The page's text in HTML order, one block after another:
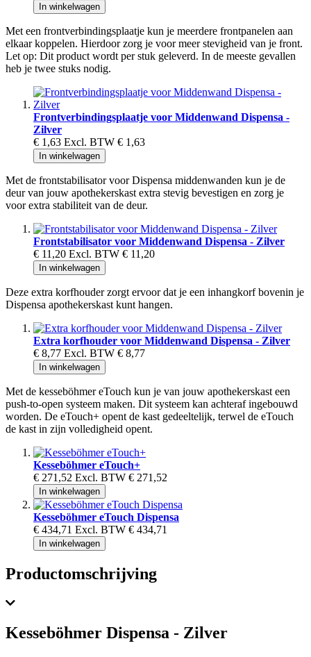
In winkelwagen
Met een frontverbindingsplaatje kun je meerdere frontpanelen aan
elkaar koppelen. Hierdoor zorg je voor meer stevigheid van je front.
Let op: Dit product wordt per stuk geleverd. In de meeste gevallen
heb je twee stuks nodig.
Frontverbindingsplaatje voor Middenwand Dispensa -
Zilver
€ 1,63 Excl. BTW € 1,63
In winkelwagen
Met de frontstabilisator voor Dispensa middenwanden kun je de
deur van jouw apothekerskast extra stevig bevestigen en zorg je
voor extra stabiliteit van de deur.
Frontstabilisator voor Middenwand Dispensa - Zilver
€ 11,20 Excl. BTW € 11,20
In winkelwagen
Deze extra korfhouder zorgt ervoor dat je een inhangkorf bovenin je
Dispensa apothekerskast kunt hangen.
Extra korfhouder voor Middenwand Dispensa - Zilver
€ 8,77 Excl. BTW € 8,77
In winkelwagen
Met de kesseböhmer eTouch kun je van jouw apothekerskast een
push-to-open systeem maken. Dit systeem kan achteraf ingebouwd
worden. De eTouch+ opent de kast gedeeltelijk, terwel de eTouch
de kast in zijn volledigheid opent.
Kesseböhmer eTouch+
€ 271,52 Excl. BTW € 271,52
In winkelwagen
Kesseböhmer eTouch Dispensa
€ 434,71 Excl. BTW € 434,71
In winkelwagen
Productomschrijving
Kesseböhmer Dispensa - Zilver